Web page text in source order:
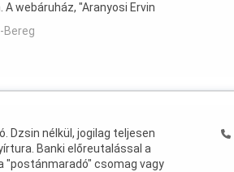
webáruház, "Aranyosi Ervin
Bereg
Dzsin nélkül, jogilag teljesen
Banki előreutalással a
"postánmaradó" csomag vagy